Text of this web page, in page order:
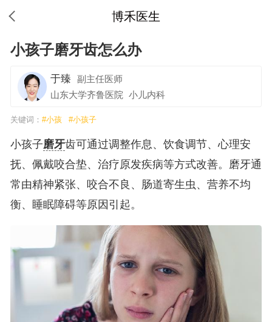
博禾医生
小孩子磨牙齿怎么办
于臻
副主任医师
山东大学齐鲁医院 小儿内科
关键词： #小孩 #小孩子
小孩子磨牙齿可通过调整作息、饮食调节、心理安
抚、佩戴咬合垫、治疗原发疾病等方式改善。磨牙通
常由精神紧张、咬合不良、肠道寄生虫、营养不均
衡、睡眠障碍等原因引起。